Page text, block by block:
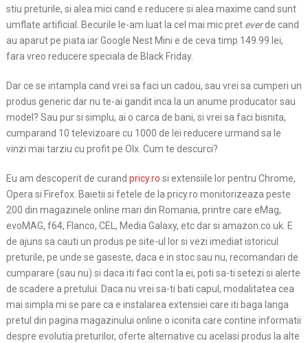
stiu preturile, si alea mici cand e reducere si alea maxime cand sunt
umflate artificial. Becurile le-am luat la cel mai mic pret everde cand
au aparut pe piata iar Google Nest Mini e de ceva timp 149.99 lei,
fara vreo reducere speciala de Black Friday.
Dar ce se intampla cand vrei sa faci un cadou, sau vrei sa cumperi un
produs generic dar nu te-ai gandit inca la un anume producator sau
model? Sau pur si simplu, ai o carca de bani, si vrei sa faci bisnita,
cumparand 10 televizoare cu 1000 de lei reducere urmand sa le
vinzi mai tarziu cu profit pe Olx. Cum te descurci?
Eu am descoperit de curand pricy.ro si extensiile lor pentru Chrome,
Opera si Firefox. Baietii si fetele de la pricy.ro monitorizeaza peste
200 din magazinele online mari din Romania, printre care eMag,
evoMAG, f64, Flanco, CEL, Media Galaxy, etc dar si amazon.co.uk. E
de ajuns sa cauti un produs pe site-ul lor si vezi imediat istoricul
preturile, pe unde se gaseste, daca e in stoc sau nu, recomandari de
cumparare (sau nu) si daca iti faci cont la ei, poti sa-ti setezi si alerte
de scadere a pretului. Daca nu vrei sa-ti bati capul, modalitatea cea
mai simpla mi se pare ca e instalarea extensiei care iti baga langa
pretul din pagina magazinului online o iconita care contine informatii
despre evolutia preturilor, oferte alternative cu acelasi produs la alte